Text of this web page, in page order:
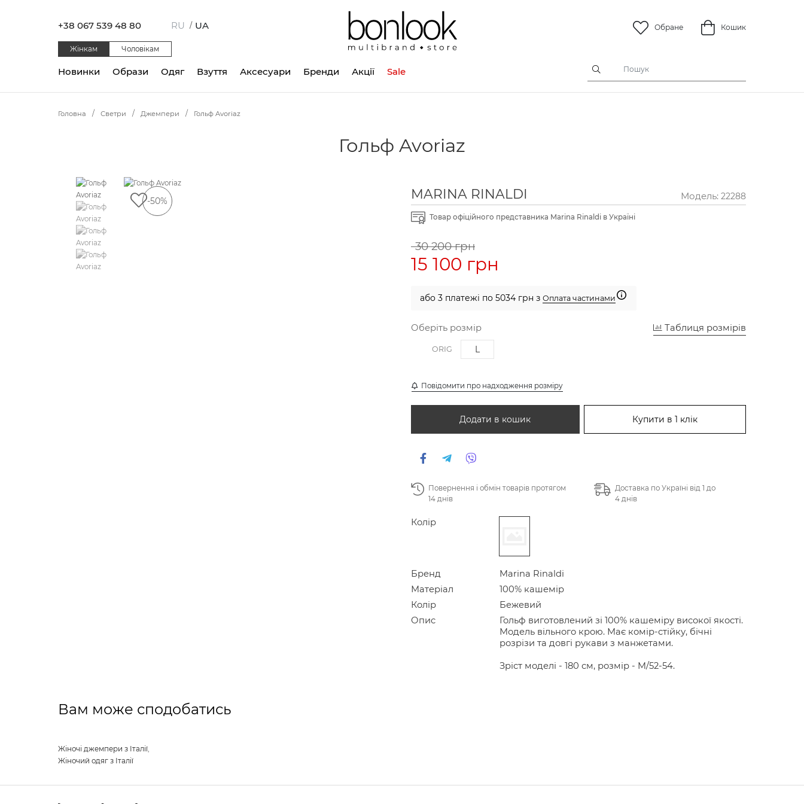
+38 067 539 48 80 RU / UA Обране Кошик
Жінкам Чоловікам
Одяг Взуття Аксесуари
Новинки Образи Бренди Акції Sale
Головна Светри Джемпери Гольф Avoriaz
Гольф Avoriaz
-50% MARINA RINALDI Модель: 22288
Товар офіційного представника Marina Rinaldi в Україні
30 200 грн
15 100 грн
або 3 платежі по 5034 грн з Оплата частинами
Оберіть розмір Таблиця розмірів
ORIG L
Повідомити про надходження розміру
Додати в кошик Купити в 1 клік
Повернення і обмін товарів протягом
14 днів
Доставка по Україні від 1 до
4 днів
Колір
Бренд
Marina Rinaldi
Матеріал
100% кашемір
Колір
Бежевий
Опис
Гольф виготовлений зі 100% кашеміру високої якості.
Модель вільного крою. Має комір-стійку, бічні
розрізи та довгі рукави з манжетами.
Зріст моделі - 180 см, розмір - M/52-54.
Вам може сподобатись
Жіночі джемпери з Італії,
Жіночий одяг з Італії